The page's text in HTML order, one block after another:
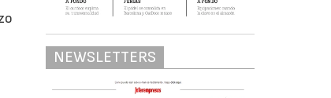
NEWSLETTERS